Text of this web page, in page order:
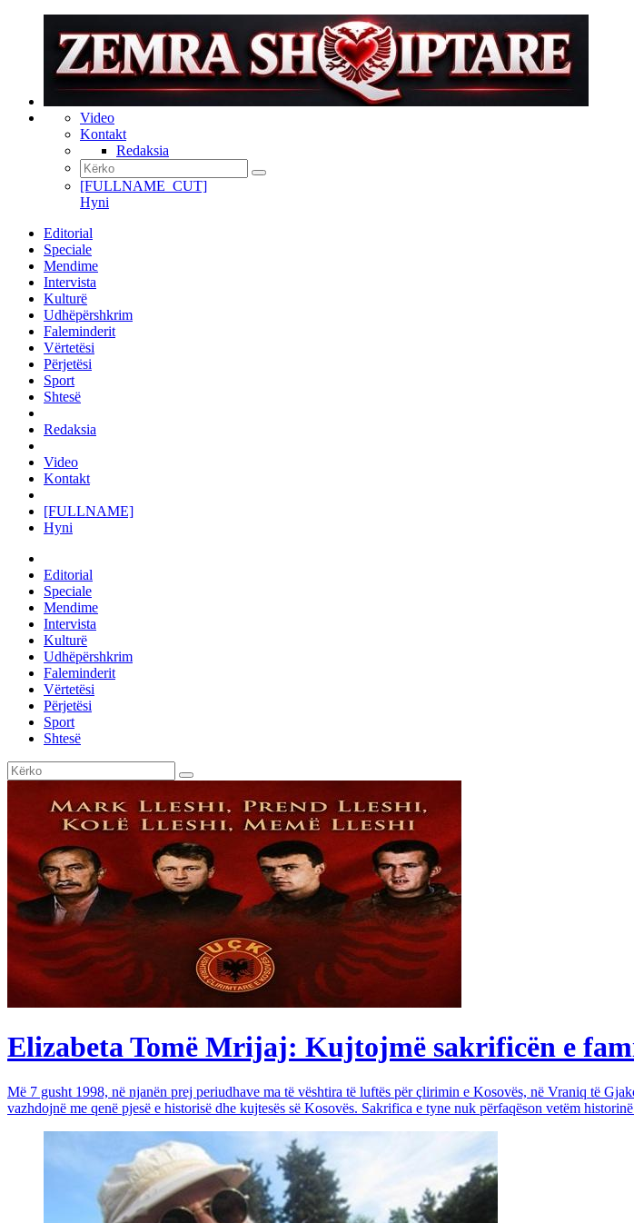
Video
Kontakt
Redaksia
[FULLNAME_CUT]
Hyni
Editorial
Speciale
Mendime
Intervista
Kulturë
Udhëpërshkrim
Faleminderit
Vërtetësi
Përjetësi
Sport
Shtesë
Redaksia
Video
Kontakt
[FULLNAME]
Hyni
Editorial
Speciale
Mendime
Intervista
Kulturë
Udhëpërshkrim
Faleminderit
Vërtetësi
Përjetësi
Sport
Shtesë
Elizabeta Tomë Mrijaj: Kujtojmë sakrificën e
Më 7 gusht 1998, në njanën prej periudhave ma të vështira të luftës për çlirimin e Kosovës, në Vraniq të
vazhdojnë me qenë pjesë e historisë dhe kujtesës së Kosovës. Sakrifica e tyne nuk përfaqëson vetëm